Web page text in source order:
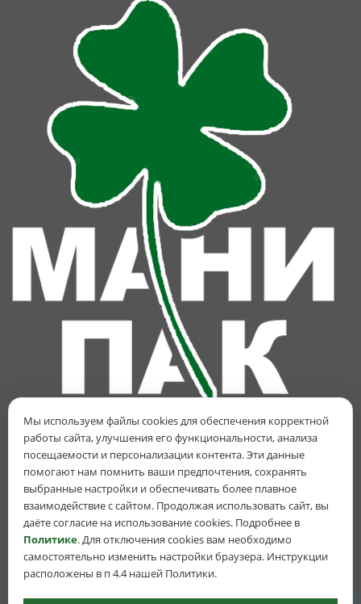
НАШИ КОНТАКТЫ
КАТЕГОРИИ
ПОЛЕЗНОЕ
Продвигаем и развиваем сайт
© ООО «МАНИПАК» — пластиковая тара оптом и в розницу в Минске,
Мы используем файлы cookies для обеспечения корректной
работы сайта, улучшения его функциональности, анализа
посещаемости и персонализации контента. Эти данные
помогают нам помнить ваши предпочтения, сохранять
выбранные настройки и обеспечивать более плавное
взаимодействие с сайтом. Продолжая использовать сайт, вы
даёте согласие на использование cookies. Подробнее в
Политике. Для отключения cookies вам необходимо
самостоятельно изменить настройки браузера. Инструкции
расположены в п 4.4 нашей Политики.